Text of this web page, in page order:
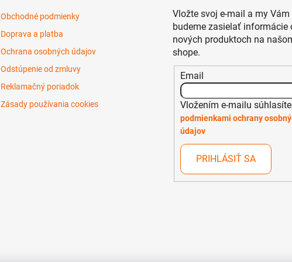
Obchodné podmienky
Doprava a platba
Ochrana osobných údajov
Odstúpenie od zmluvy
Reklamačný poriadok
Zásady používania cookies
Vložte svoj e-mail a my Vám
budeme zasielať informácie
nových produktoch na
shope.
Email
Vložením e-mailu
podmienkami ochrany
údajov
PRIHLÁSIŤ SA